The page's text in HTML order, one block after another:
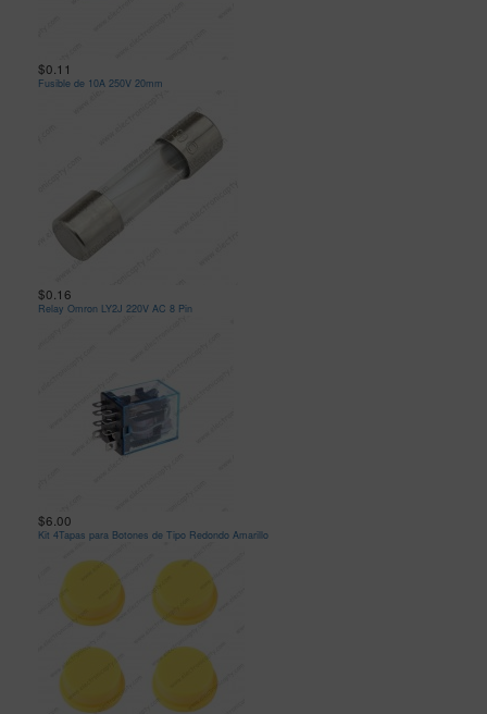
$0.11
Fusible de 10A 250V 20mm
$0.16
Relay Omron LY2J 220V AC 8 Pin
$6.00
Kit 4Tapas para Botones de Tipo Redondo Amarillo